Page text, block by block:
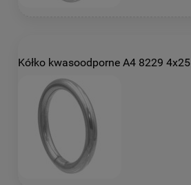
Kółko kwasoodporne A4 8229 4x25